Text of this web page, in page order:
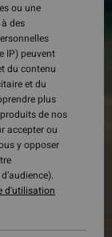
ou une
des
IP) peuvent
du contenu
et du
plus
de nos
accepter ou
y opposer
d'utilisation